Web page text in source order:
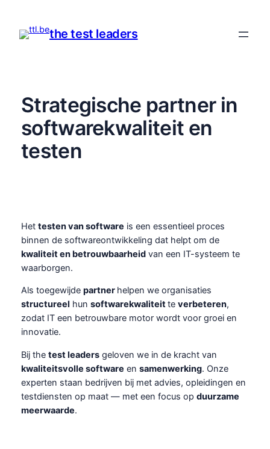
the test leaders
Strategische partner in
softwarekwaliteit en
testen
Het testen van software is een essentieel proces
binnen de softwareontwikkeling dat helpt om de
kwaliteit en betrouwbaarheidvan een IT-systeem te
waarborgen.
Als toegewijde partner helpen we organisaties
structureel hun softwarekwaliteitte verbeteren,
zodat IT een betrouwbare motor wordt voor groei en
innovatie.
Bij the test leadersgeloven we in de kracht van
kwaliteitsvolle software en samenwerking. Onze
experten staan bedrijven bij met advies, opleidingen en
testdiensten op maat — met een focus op duurzame
meerwaarde.